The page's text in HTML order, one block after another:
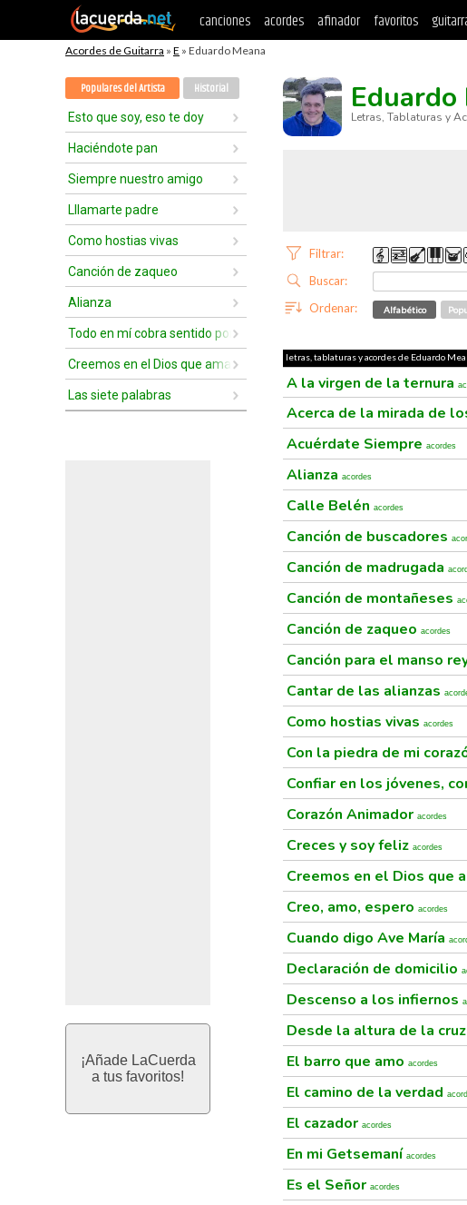
canciones acordes afinador favoritos
Acordes de Guitarra » E » Eduardo Meana
Populares del Artista Historial
Esto que soy, eso te doy
Haciéndote pan
Siempre nuestro amigo
Lllamarte padre
Como hostias vivas
Canción de zaqueo
Alianza
Todo en mí cobra sentido por tu amor
Creemos en el Dios que ama a los jóvenes
Las siete palabras
¡Añade LaCuerda
a tus favoritos!
Eduardo
Letras, Tablaturas y
Filtrar:
Buscar:
Ordenar: Alfabético
letras, tablaturas y acordes de Eduardo
A la virgen de la ternura
Acerca de la mirada de
Acuérdate Siempre acordes
Alianza acordes
Calle Belén acordes
Canción de buscadores
Canción de madrugada
Canción de montañeses
Canción de zaqueo acordes
Canción para el manso
Cantar de las alianzas
Como hostias vivas acordes
Con la piedra de mi
Confiar en los jóvenes,
Corazón Animador acordes
Creces y soy feliz acordes
Creemos en el Dios que
Creo, amo, espero acordes
Cuando digo Ave María
Declaración de domicilio
Descenso a los infiernos
Desde la altura de la cruz
El barro que amo acordes
El camino de la verdad
El cazador acordes
En mi Getsemaní acordes
Es el Señor acordes